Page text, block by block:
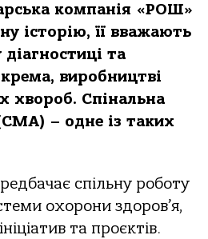
компанія «РОШ»
історію, її вважають
та
виробництві
хвороб. Спінальна
– одне із таких
спільну роботу
охорони здоров’я,
та проєктів.